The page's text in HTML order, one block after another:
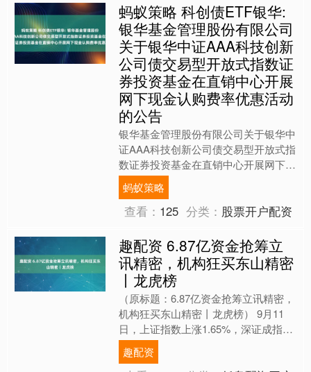
蚂蚁策略 科创债ETF银华:
银华基金管理股份有限公司
关于银华中证AAA科技创新
公司债交易型开放式指数证
券投资基金在直销中心开展
网下现金认购费率优惠活动
的公告
银华基金管理股份有限公司关于银华中
证AAA科技创新公司债交易型开放式指
数证券投资基金在直销中心开展网下现
金认购费率优惠活动的公告为更好地满
足投资者的理财需求，银....
蚂蚁策略
查看： 125 分类： 股票开户配资
趣配资 6.87亿资金抢筹立
讯精密，机构狂买东山精密
丨龙虎榜
（原标题：6.87亿资金抢筹立讯精密，
机构狂买东山精密丨龙虎榜） 9月11
日，上证指数上涨1.65%，深证成指上
涨3.36%，创业板指上涨5.15%。盘后
龙虎榜....
趣配资